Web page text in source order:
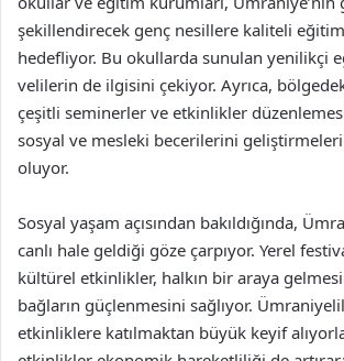
şekillendirecek genç nesillere kaliteli
hedefliyor. Bu okullarda sunulan yenilikçi
velilerin de ilgisini çekiyor. Ayrıca,
çeşitli seminerler ve etkinlikler
sosyal ve mesleki becerilerini
oluyor.
Sosyal yaşam açısından bakıldığında,
canlı hale geldiği göze çarpıyor. Yerel
kültürel etkinlikler, halkın bir araya
bağların güçlenmesini sağlıyor.
etkinliklere katılmaktan büyük keyif